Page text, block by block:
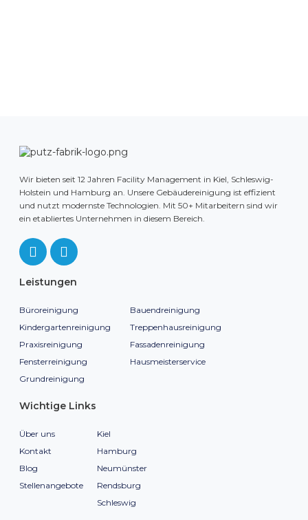
Wir bieten seit 12 Jahren Facility Management in Kiel, Schleswig-
Holstein und Hamburg an. Unsere Gebäudereinigung ist effizient
und nutzt modernste Technologien. Mit 50+ Mitarbeitern sind wir
ein etabliertes Unternehmen in diesem Bereich.
Leistungen
Büroreinigung
Kindergartenreinigung
Praxisreinigung
Fensterreinigung
Grundreinigung
Bauendreinigung
Treppenhausreinigung
Fassadenreinigung
Hausmeisterservice
Wichtige Links
Über uns
Kontakt
Blog
Stellenangebote
Kiel
Hamburg
Neumünster
Rendsburg
Schleswig